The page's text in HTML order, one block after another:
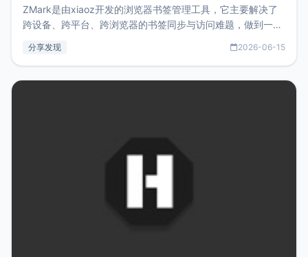
ZMark是由xiaoz开发的浏览器书签管理工具，它主要解决了
跨设备、跨平台、跨浏览器的书签同步与访问难题，做到一处
用，让管理更高效。ZMark官网地址：
分享发现 2026-06-15